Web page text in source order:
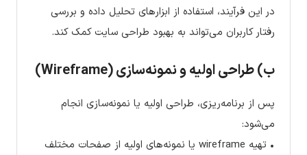
در این فرآیند، استفاده از ابزارهای تحلیل داده و بررسی
رفتار کاربران می‌تواند به بهبود طراحی سایت کمک کند.
ب) طراحی اولیه و نمونه‌سازی (Wireframe)
پس از برنامه‌ریزی، طراحی اولیه یا نمونه‌سازی انجام
می‌شود:
• تهیه wireframe یا نمونه‌های اولیه از صفحات مختلف